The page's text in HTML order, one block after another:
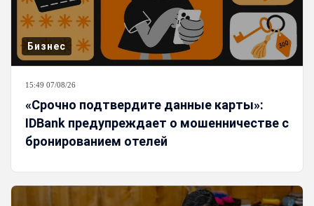
Бизнес
15:49 07/08/26
«Срочно подтвердите данные карты»:
IDBank предупреждает о мошенничестве с
бронированием отелей